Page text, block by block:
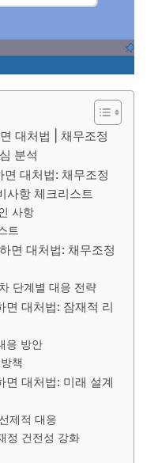
대처법 | 채무조정
분석
대처법: 채무조정
사항 체크리스트
사항
트
면 대처법: 채무조정
단계별 대응 전략
대처법: 잠재적 리
응 방안
책
면 대처법: 미래 설계
제적 대응
정 건전성 강화